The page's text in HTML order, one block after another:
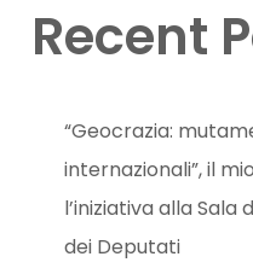
Recent
“Geocrazia:
internazionali”, il
l’iniziativa alla
dei Deputati